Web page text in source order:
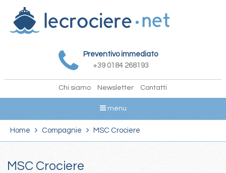
Preventivo immediato
+39 0184 268193
Chi siamo Newsletter Contatti
menu
Home Compagnie MSC Crociere
MSC Crociere